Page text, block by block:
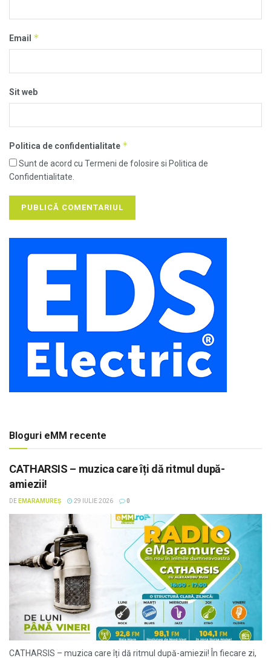
Email *
Sit web
Politica de confidentialitate *
Sunt de acord cu Termeni de folosire si Politica de
Confidentialitate.
Bloguri eMM recente
CATHARSIS – muzica care îți dă ritmul după-
amiezii!
DE EMARAMUREȘ 29 IULIE 2026 0
CATHARSIS – muzica care îți dă ritmul după-amiezii! În fiecare zi,